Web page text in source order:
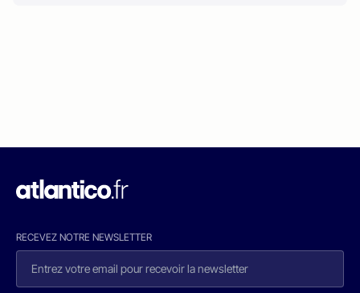
RECEVEZ NOTRE NEWSLETTER